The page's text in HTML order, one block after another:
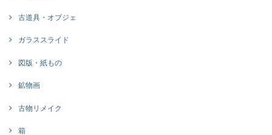
古道具・オブジェ
ガラススライド
図版・紙もの
鉱物画
古物リメイク
箱